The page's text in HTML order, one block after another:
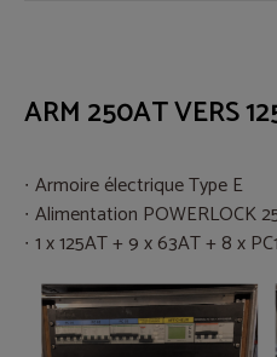
ARM 250AT VERS
Armoire électrique Type E
Alimentation POWERLOCK
1 x 125AT + 9 x 63AT + 8 x